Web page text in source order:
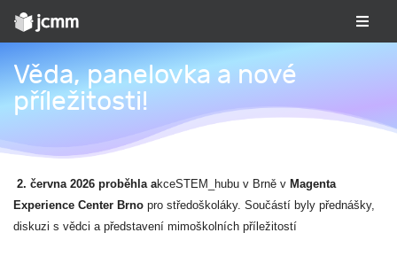
Věda, panelovka a nové
příležitosti!
2. června 2026 proběhla akceSTEM_hubu v Brně v Magenta
Experience Center Brno pro středoškoláky. Součástí byly přednášky,
diskuzi s vědci a představení mimoškolních příležitostí